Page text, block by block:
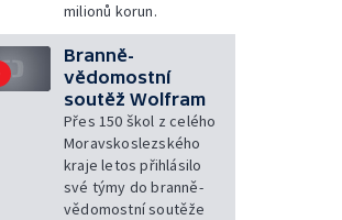
milionů korun.
Branně-
vědomostní
soutěž Wolfram
Přes 150 škol z celého
Moravskoslezského
kraje letos přihlásilo
své týmy do branně-
vědomostní soutěže